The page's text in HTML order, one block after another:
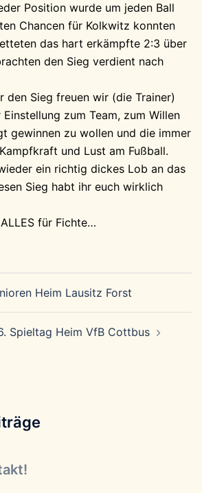
Position wurde um jeden Ball
Chancen für Kolkwitz konnten
das hart erkämpfte 2:3 über
den Sieg verdient nach
den Sieg freuen wir (die Trainer)
zum Team, zum Willen
gewinnen zu wollen und die immer
und Lust am Fußball.
ein richtig dickes Lob an das
Sieg habt ihr euch wirklich
für Fichte…
Heim Lausitz Forst
Spieltag Heim VfB Cottbus